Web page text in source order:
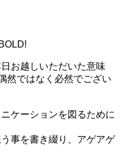
お越しいただいた意味
然ではなく必然でござい
ケーションを図るために
事を書き綴り、アゲアゲ